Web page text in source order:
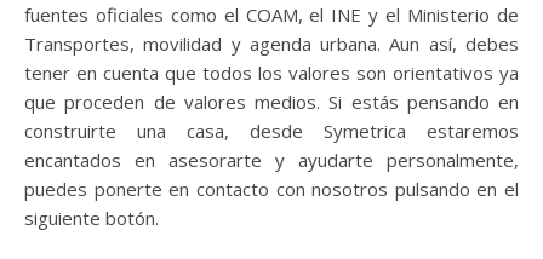
fuentes oficiales como el COAM, el INE y el Ministerio de
Transportes, movilidad y agenda urbana. Aun así, debes
tener en cuenta que todos los valores son orientativos ya
que proceden de valores medios. Si estás pensando en
construirte una casa, desde Symetrica estaremos
encantados en asesorarte y ayudarte personalmente,
puedes ponerte en contacto con nosotros pulsando en el
siguiente botón.